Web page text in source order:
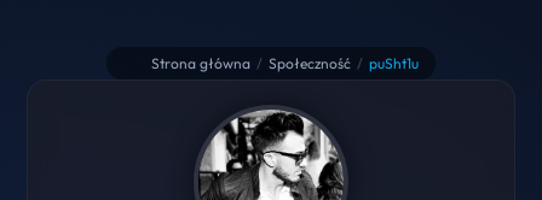
Strona główna / Społeczność / puSht1u